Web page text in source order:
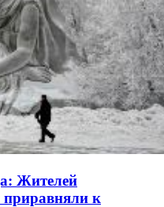
Жителей
приравняли к